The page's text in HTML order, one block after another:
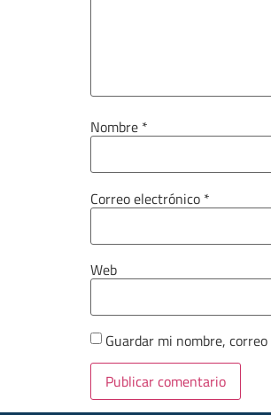
Nombre *
Correo electrónico *
Web
Guardar mi nombre,